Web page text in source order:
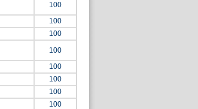
100
100
100
100
100
100
100
100